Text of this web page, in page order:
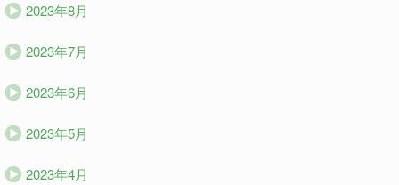
2023年8月
2023年7月
2023年6月
2023年5月
2023年4月